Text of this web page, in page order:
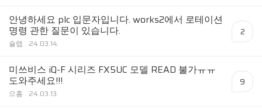
안녕하세요 plc 입문자입니다. works2에서 로테이션
명령 관한 질문이 있습니다.
슐랩 24.03.14.
2
미쓰비스 iQ-F 시리즈 FX5UC 모델 READ 불가ㅠㅠ
도와주세요!!!
으흠 24.03.13.
9